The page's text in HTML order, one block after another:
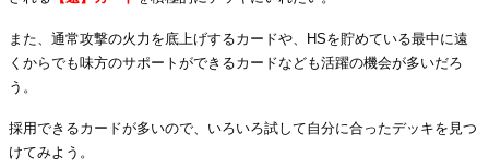
また、通常攻撃の火力を底上げするカードや、HSを貯めている最中に遠
くからでも味方のサポートができるカードなども活躍の機会が多いだろ
う。
採用できるカードが多いので、いろいろ試して自分に合ったデッキを見つ
けてみよう。